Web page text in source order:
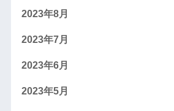
2023年8月
2023年7月
2023年6月
2023年5月